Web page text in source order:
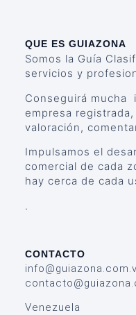
QUE ES GUIAZONA
Somos la Guía
servicios y
Conseguirá mucha
empresa
valoración,
Impulsamos el
comercial de cada
hay cerca de cada
.
CONTACTO
Venezuela